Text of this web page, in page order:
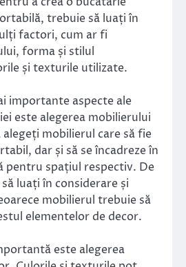
trebuie să luați în
factori, cum ar fi
forma și stilul
și texturile utilizate.
importante aspecte ale
este alegerea mobilierului
mobilierul care să fie
dar și să se încadreze în
pentru spațiul respectiv. De
luați în considerare și
mobilierul trebuie să
elementelor de decor.
este alegerea